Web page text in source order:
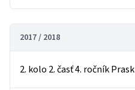
2017 / 2018
2. kolo 2. časť 4. ročník Prask